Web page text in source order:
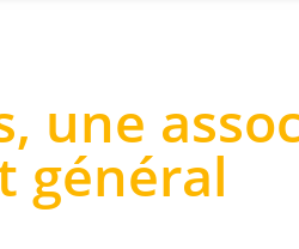
une
général